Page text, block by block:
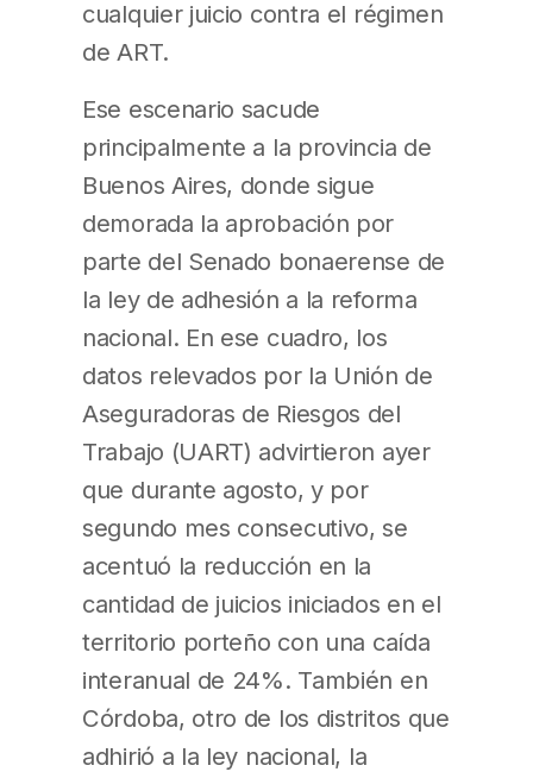
cualquier juicio contra el régimen
de ART.
Ese escenario sacude
principalmente a la provincia de
Buenos Aires, donde sigue
demorada la aprobación por
parte del Senado bonaerense de
la ley de adhesión a la reforma
nacional. En ese cuadro, los
datos relevados por la Unión de
Aseguradoras de Riesgos del
Trabajo (UART) advirtieron ayer
que durante agosto, y por
segundo mes consecutivo, se
acentuó la reducción en la
cantidad de juicios iniciados en el
territorio porteño con una caída
interanual de 24%. También en
Córdoba, otro de los distritos que
adhirió a la ley nacional, la